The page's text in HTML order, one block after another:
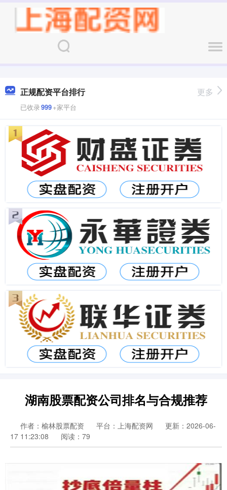
正规配资平台排行
已收录999+家平台
更多
湖南股票配资公司排名与合规推荐
作者：榆林股票配资 平台：上海配资网
更新：2026-06-
17 11:23:08
阅读：79